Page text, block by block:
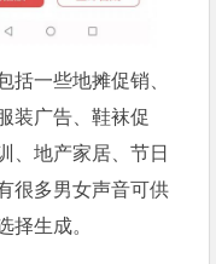
括一些地摊促销、
装广告、鞋袜促
、地产家居、节日
很多男女声音可供
择生成。